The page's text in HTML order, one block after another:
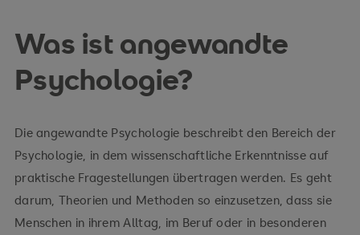
Was ist angewandte
Psychologie?
Die angewandte Psychologie beschreibt den Bereich der
Psychologie, in dem wissenschaftliche Erkenntnisse auf
praktische Fragestellungen übertragen werden. Es geht
darum, Theorien und Methoden so einzusetzen, dass sie
Menschen in ihrem Alltag, im Beruf oder in besonderen